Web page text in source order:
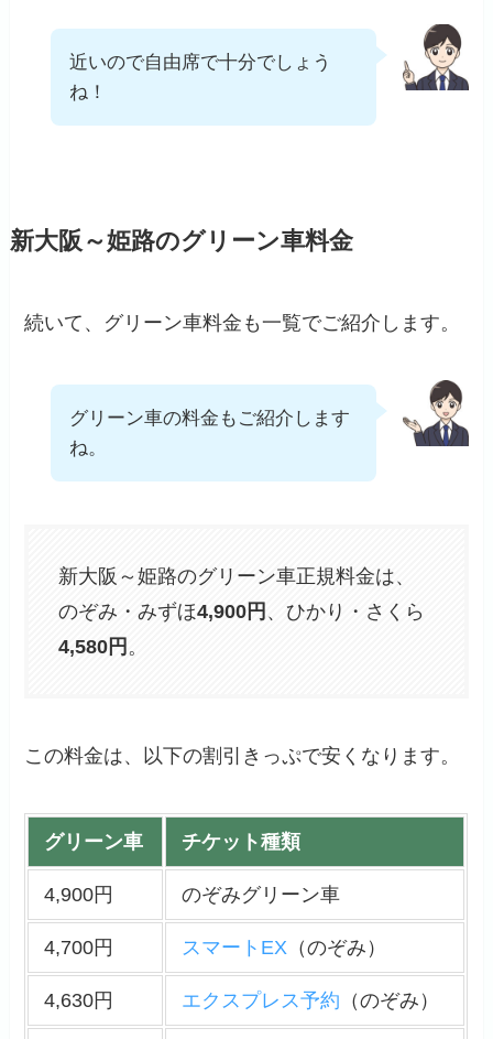
近いので自由席で十分でしょう
ね！
新大阪～姫路のグリーン車料金
続いて、グリーン車料金も一覧でご紹介します。
グリーン車の料金もご紹介します
ね。
新大阪～姫路のグリーン車正規料金は、
のぞみ・みずほ4,900円 、ひかり・さくら
4,580円 。
この料金は、以下の割引きっぷで安くなります。
グリーン車 チケット種類
4,900円 のぞみグリーン車
4,700円 スマートEX （のぞみ）
4,630円 エクスプレス予約 （のぞみ）